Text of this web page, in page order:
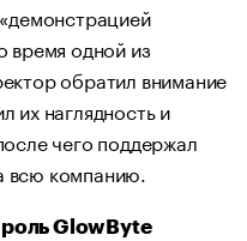
время одной из
обратил внимание
их наглядность и
чего поддержал
всю компанию.
GlowByte